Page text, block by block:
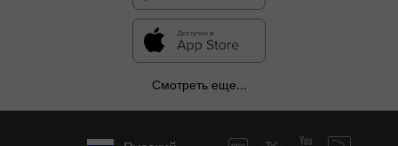
Смотреть еще...